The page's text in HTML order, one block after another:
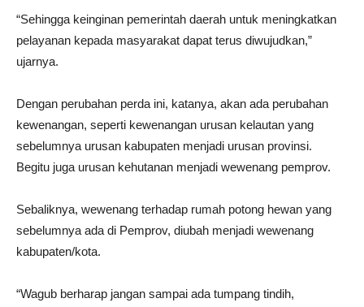
“Sehingga keinginan pemerintah daerah untuk meningkatkan
pelayanan kepada masyarakat dapat terus diwujudkan,”
ujarnya.
Dengan perubahan perda ini, katanya, akan ada perubahan
kewenangan, seperti kewenangan urusan kelautan yang
sebelumnya urusan kabupaten menjadi urusan provinsi.
Begitu juga urusan kehutanan menjadi wewenang pemprov.
Sebaliknya, wewenang terhadap rumah potong hewan yang
sebelumnya ada di Pemprov, diubah menjadi wewenang
kabupaten/kota.
“Wagub berharap jangan sampai ada tumpang tindih,